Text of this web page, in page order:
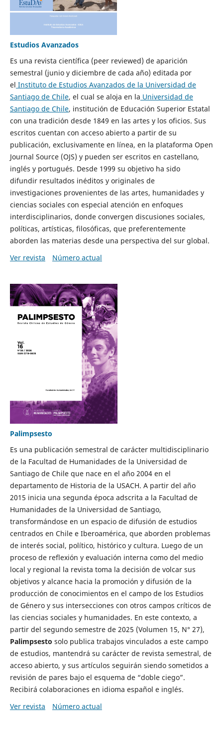
Estudios Avanzados
Es una revista científica (peer reviewed) de aparición
semestral (junio y diciembre de cada año) editada por
el Instituto de Estudios Avanzados de la Universidad de
Santiago de Chile, el cual se aloja en la Universidad de
Santiago de Chile, institución de Educación Superior Estatal
con una tradición desde 1849 en las artes y los oficios. Sus
escritos cuentan con acceso abierto a partir de su
publicación, exclusivamente en línea, en la plataforma Open
Journal Source (OJS) y pueden ser escritos en castellano,
inglés y portugués. Desde 1999 su objetivo ha sido
difundir resultados inéditos y originales de
investigaciones provenientes de las artes, humanidades y
ciencias sociales con especial atención en enfoques
interdisciplinarios, donde convergen discusiones sociales,
políticas, artísticas, filosóficas, que preferentemente
aborden las materias desde una perspectiva del sur global.
Ver revista
Número actual
Palimpsesto
Es una publicación semestral de carácter multidisciplinario
de la Facultad de Humanidades de la Universidad de
Santiago de Chile que nace en el año 2004 en el
departamento de Historia de la USACH. A partir del año
2015 inicia una segunda época adscrita a la Facultad de
Humanidades de la Universidad de Santiago,
transformándose en un espacio de difusión de estudios
centrados en Chile e Iberoamérica, que aborden problemas
de interés social, político, histórico y cultura. Luego de un
proceso de reflexión y evaluación interna como del medio
local y regional la revista toma la decisión de volcar sus
objetivos y alcance hacia la promoción y difusión de la
producción de conocimientos en el campo de los Estudios
de Género y sus intersecciones con otros campos críticos de
las ciencias sociales y humanidades. En este contexto, a
partir del segundo semestre de 2025 (Volumen 15, N° 27),
Palimpsesto solo publica trabajos vinculados a este campo
de estudios, mantendrá su carácter de revista semestral, de
acceso abierto, y sus artículos seguirán siendo sometidos a
revisión de pares bajo el esquema de “doble ciego”.
Recibirá colaboraciones en idioma español e inglés.
Ver revista
Número actual